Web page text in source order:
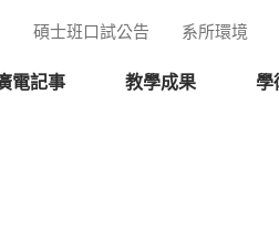
碩士班口試公告 系所環境
電記事 教學成果 學